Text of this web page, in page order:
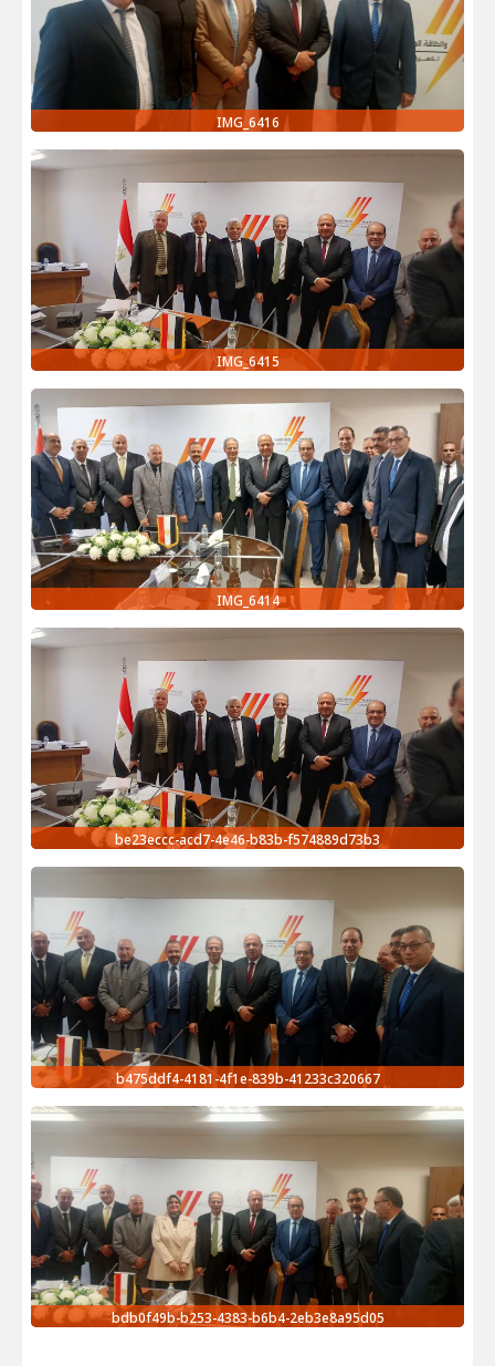
IMG_6416
IMG_6415
IMG_6414
be23eccc-acd7-4e46-b83b-f574889d73b3
b475ddf4-4181-4f1e-839b-41233c320667
bdb0f49b-b253-4383-b6b4-2eb3e8a95d05